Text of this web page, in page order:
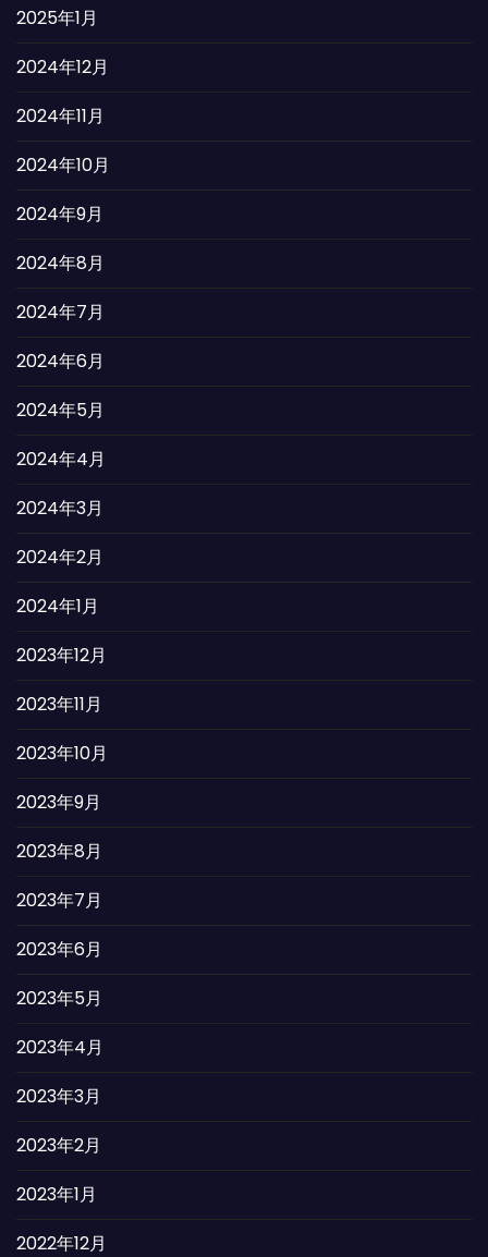
2025年1月
2024年12月
2024年11月
2024年10月
2024年9月
2024年8月
2024年7月
2024年6月
2024年5月
2024年4月
2024年3月
2024年2月
2024年1月
2023年12月
2023年11月
2023年10月
2023年9月
2023年8月
2023年7月
2023年6月
2023年5月
2023年4月
2023年3月
2023年2月
2023年1月
2022年12月